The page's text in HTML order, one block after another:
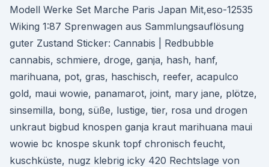
Modell Werke Set Marche Paris Japan Mit,eso-12535
Wiking 1:87 Sprenwagen aus Sammlungsauflösung
guter Zustand Sticker: Cannabis | Redbubble
cannabis, schmiere, droge, ganja, hash, hanf,
marihuana, pot, gras, haschisch, reefer, acapulco
gold, maui wowie, panamarot, joint, mary jane, plötze,
sinsemilla, bong, süße, lustige, tier, rosa und drogen
unkraut bigbud knospen ganja kraut marihuana maui
wowie bc knospe skunk topf chronisch feucht,
kuschküste, nugz klebrig icky 420 Rechtslage von